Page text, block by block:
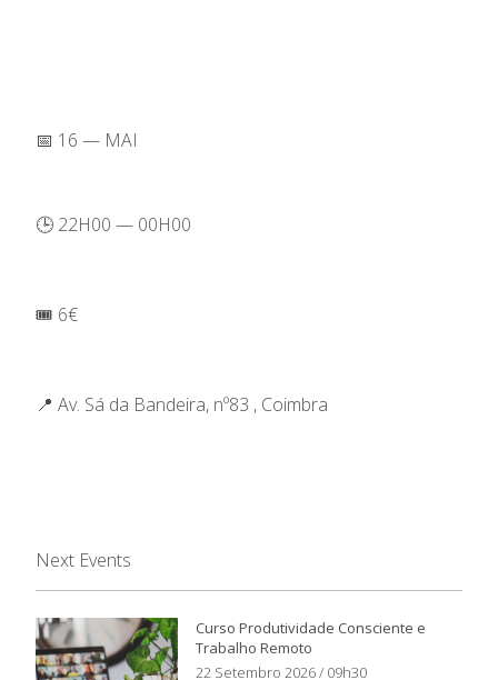
📅 16 — MAI
🕒 22H00 — 00H00
🎟️ 6€
📍 Av. Sá da Bandeira, nº83 , Coimbra
Next Events
Curso Produtividade Consciente e
Trabalho Remoto
22 Setembro 2026 / 09h30